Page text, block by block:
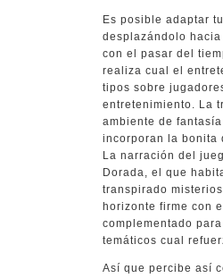
Es posible adaptar
desplazándolo
con el pasar del
realiza cual el
tipos sobre
entretenimiento. La
ambiente de
incorporan la bonita
La narración del
Dorada, el que
transpirado
horizonte firme con
complementado
temáticos cual
Así que percibe así­